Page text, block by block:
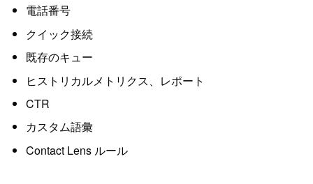
電話番号
クイック接続
既存のキュー
ヒストリカルメトリクス、レポート
CTR
カスタム語彙
Contact Lens ルール